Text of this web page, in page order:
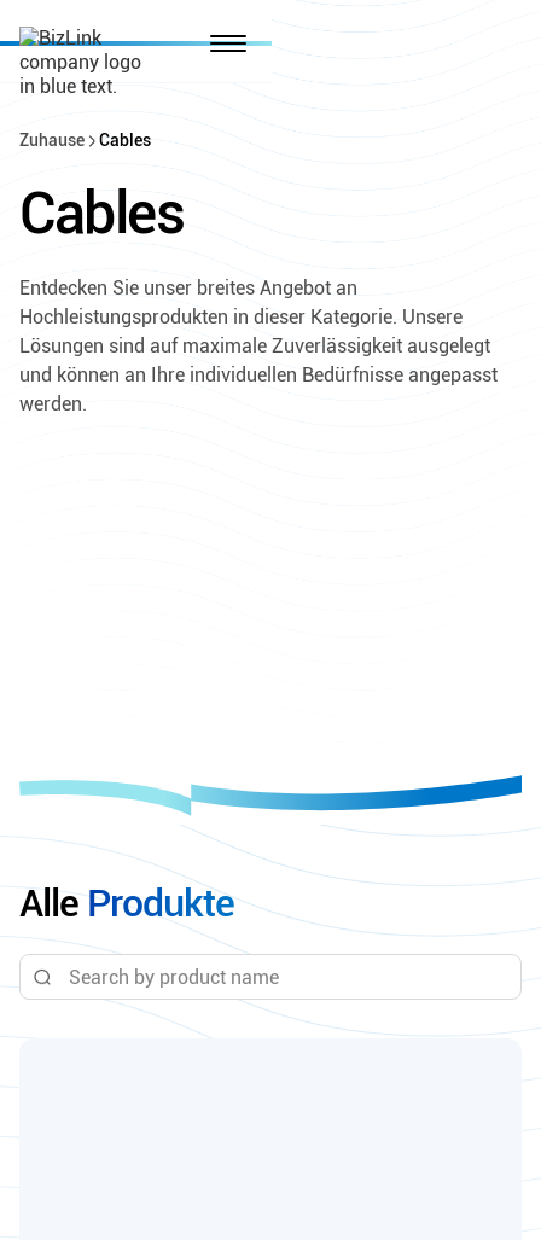
Zuhause Cables
Cables
Entdecken Sie unser breites Angebot an
Hochleistungsprodukten in dieser Kategorie. Unsere
Lösungen sind auf maximale Zuverlässigkeit ausgelegt
und können an Ihre individuellen Bedürfnisse angepasst
werden.
AlleProdukte